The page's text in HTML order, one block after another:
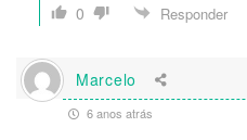
0
Responder
Marcelo
6 anos atrás